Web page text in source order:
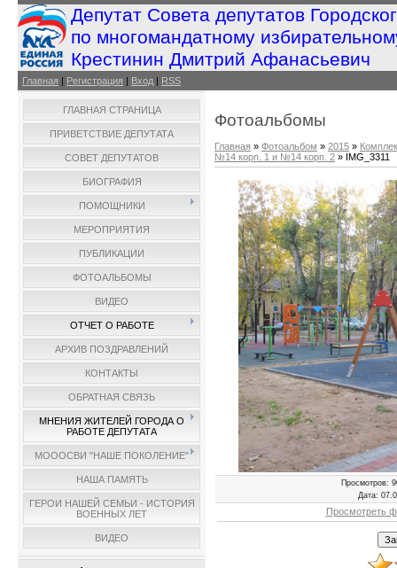
Депутат Совета депутатов
по многомандатному
Крестинин Дмитрий Афанасьевич
Главная | Регистрация | Вход | RSS
ГЛАВНАЯ СТРАНИЦА
ПРИВЕТСТВИЕ ДЕПУТАТА
СОВЕТ ДЕПУТАТОВ
БИОГРАФИЯ
ПОМОЩНИКИ
МЕРОПРИЯТИЯ
ПУБЛИКАЦИИ
ФОТОАЛЬБОМЫ
ВИДЕО
ОТЧЕТ О РАБОТЕ
АРХИВ ПОЗДРАВЛЕНИЙ
КОНТАКТЫ
ОБРАТНАЯ СВЯЗЬ
МНЕНИЯ ЖИТЕЛЕЙ ГОРОДА О
РАБОТЕ ДЕПУТАТА
МОООСВИ "НАШЕ ПОКОЛЕНИЕ"
НАША ПАМЯТЬ
ГЕРОИ НАШЕЙ СЕМЬИ - ИСТОРИЯ
ВОЕННЫХ ЛЕТ
ВИДЕО
Фотоальбомы
Главная » Фотоальбом » 2015 »
№14 корп. 1 и №14 корп. 2 » IMG_3311
Просмотров:
Дата:
Просмотреть